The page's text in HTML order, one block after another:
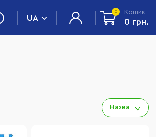
UA
0 Кошик
0 грн.
Назва